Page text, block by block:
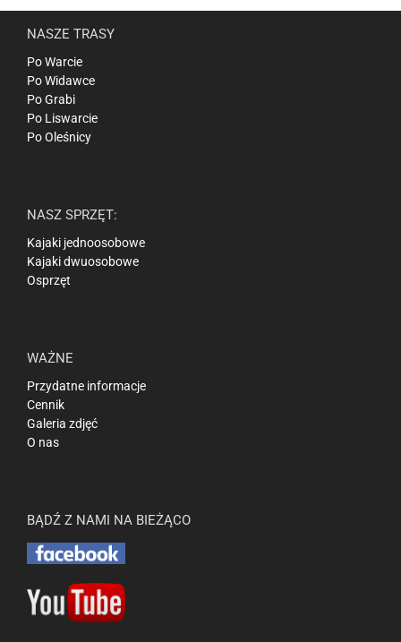
NASZE TRASY
Po Warcie
Po Widawce
Po Grabi
Po Liswarcie
Po Oleśnicy
NASZ SPRZĘT:
Kajaki jednoosobowe
Kajaki dwuosobowe
Osprzęt
WAŻNE
Przydatne informacje
Cennik
Galeria zdjęć
O nas
BĄDŹ Z NAMI NA BIEŻĄCO